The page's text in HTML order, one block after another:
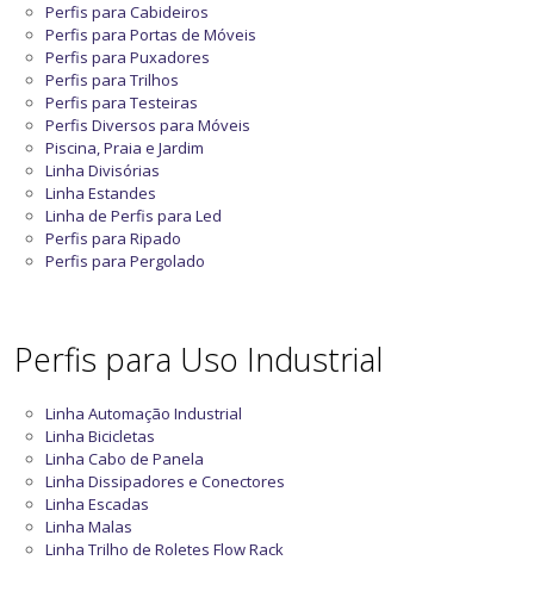
Perfis para Cabideiros
Perfis para Portas de Móveis
Perfis para Puxadores
Perfis para Trilhos
Perfis para Testeiras
Perfis Diversos para Móveis
Piscina, Praia e Jardim
Linha Divisórias
Linha Estandes
Linha de Perfis para Led
Perfis para Ripado
Perfis para Pergolado
Perfis para Uso Industrial
Linha Automação Industrial
Linha Bicicletas
Linha Cabo de Panela
Linha Dissipadores e Conectores
Linha Escadas
Linha Malas
Linha Trilho de Roletes Flow Rack